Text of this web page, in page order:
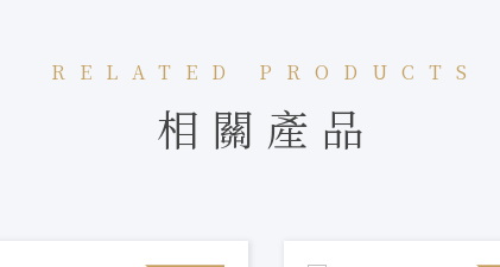
RELATED PRODUCTS
相關產品